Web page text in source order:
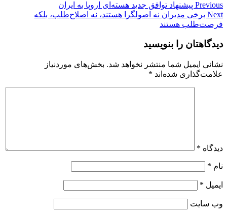
Previous پیشنهاد توافق جدید هسته‌ای اروپا به ایران
Next برخی مدیران نه اصولگرا هستند، نه اصلاح‌طلب، بلکه
فرصت‌طلب هستند
دیدگاهتان را بنویسید
نشانی ایمیل شما منتشر نخواهد شد. بخش‌های موردنیاز
علامت‌گذاری شده‌اند *
دیدگاه *
نام *
ایمیل *
وب‌ سایت